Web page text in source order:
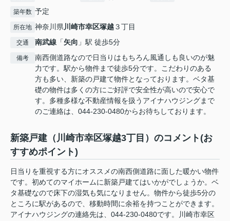
築年数 予定
所在地 神奈川県川崎市幸区塚越３丁目
交通 南武線 「矢向 」駅 徒歩5分
備考
南西側道路なので日当りはもちろん風通しも良いのが魅
力です。駅から物件まで徒歩5分です。こだわりのある
方も多い、新築の戸建て物件となっております。ベタ基
礎の物件は多くの方にご好評で安全性が高いので安心で
す。多種多様な不動産情報を扱うアイナハウジングまで
のご連絡は、044-230-0480からお待ちしております。
新築戸建（川崎市幸区塚越3丁目）のコメント(お
すすめポイント)
日当りを重視する方にオススメの南西側道路に面した暖かい物件
です。初めてのマイホームに新築戸建てはいかがでしょうか。ベ
タ基礎なので床下の湿気も気になりません。物件から徒歩5分の
ところに駅があるので、移動時間に余裕を持つことができます。
アイナハウジングの連絡先は、044-230-0480です。川崎市幸区